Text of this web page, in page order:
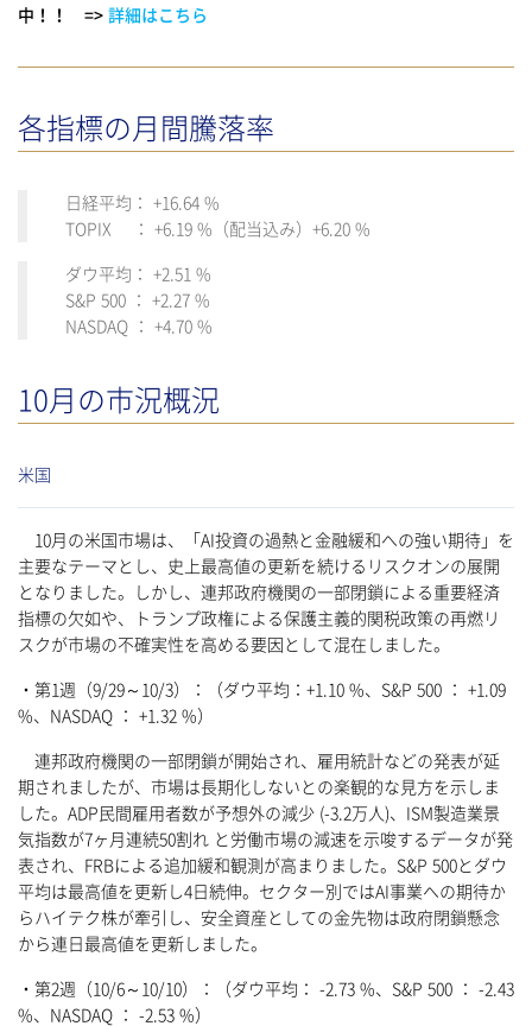
中！！ => 詳細はこちら
各指標の月間騰落率
日経平均： +16.64 %
TOPIX ： +6.19 %（配当込み）+6.20 %
ダウ平均： +2.51 %
S&P 500 ： +2.27 %
NASDAQ ： +4.70 %
10月の市況概況
米国
10月の米国市場は、「AI投資の過熱と金融緩和への強い期待」を
主要なテーマとし、史上最高値の更新を続けるリスクオンの展開
となりました。しかし、連邦政府機関の一部閉鎖による重要経済
指標の欠如や、トランプ政権による保護主義的関税政策の再燃リ
スクが市場の不確実性を高める要因として混在しました。
・第1週（9/29～10/3）：（ダウ平均：+1.10 %、S&P 500 ： +1.09
%、NASDAQ ： +1.32 %）
連邦政府機関の一部閉鎖が開始され、雇用統計などの発表が延
期されましたが、市場は長期化しないとの楽観的な見方を示しま
した。ADP民間雇用者数が予想外の減少 (-3.2万人)、ISM製造業景
気指数が7ヶ月連続50割れ と労働市場の減速を示唆するデータが発
表され、FRBによる追加緩和観測が高まりました。S&P 500とダウ
平均は最高値を更新し4日続伸。セクター別ではAI事業への期待か
らハイテク株が牽引し、安全資産としての金先物は政府閉鎖懸念
から連日最高値を更新しました。
・第2週（10/6～10/10）：（ダウ平均： -2.73 %、S&P 500 ： -2.43
%、NASDAQ ： -2.53 %）